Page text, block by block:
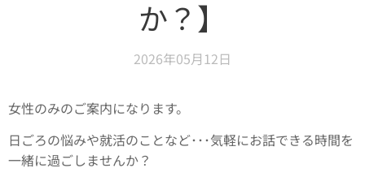
か？】
2026年05月12日
女性のみのご案内になります。
日ごろの悩みや就活のことなど･･･気軽にお話できる時間を
一緒に過ごしませんか？